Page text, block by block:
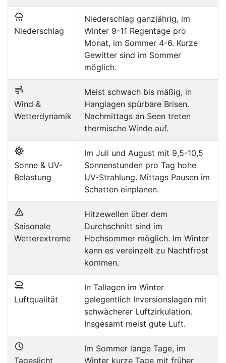
Niederschlag
Niederschlag ganzjährig, im
Winter 9-11 Regentage pro
Monat, im Sommer 4-6. Kurze
Gewitter sind im Sommer
möglich.
Wind &
Wetterdynamik
Meist schwach bis mäßig, in
Hanglagen spürbare Brisen.
Nachmittags an Seen treten
thermische Winde auf.
Sonne & UV-
Belastung
Im Juli und August mit 9,5-10,5
Sonnenstunden pro Tag hohe
UV-Strahlung. Mittags Pausen im
Schatten einplanen.
Saisonale
Wetterextreme
Hitzewellen über dem
Durchschnitt sind im
Hochsommer möglich. Im Winter
kann es vereinzelt zu Nachtfrost
kommen.
Luftqualität
In Tallagen im Winter
gelegentlich Inversionslagen mit
schwächerer Luftzirkulation.
Insgesamt meist gute Luft.
Tageslicht
Im Sommer lange Tage, im
Winter kurze Tage mit früher